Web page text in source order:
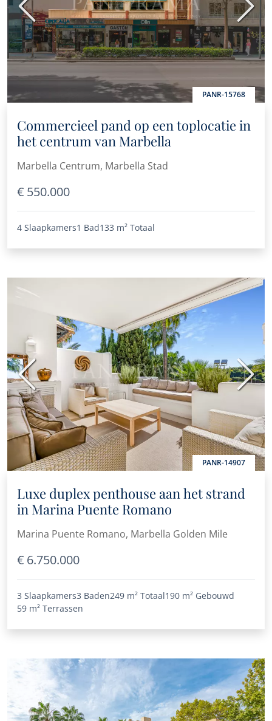
PANR-15768
Vorige
Commercieel pand op een toplocatie in
het centrum van Marbella
Marbella Centrum, Marbella Stad
€ 550.000
4 Slaapkamers1 Bad133 m² Totaal
PANR-14907
Vorige
Luxe duplex penthouse aan het strand
in Marina Puente Romano
Marina Puente Romano, Marbella Golden Mile
€ 6.750.000
3 Slaapkamers3 Baden249 m² Totaal190 m² Gebouwd
59 m² Terrassen